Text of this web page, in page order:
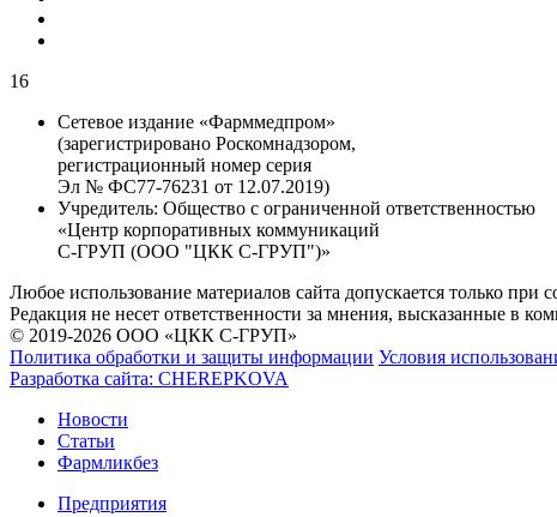
16
Сетевое издание «Фарммедпром»
(зарегистрировано Роскомнадзором,
регистрационный номер серия
Эл № ФС77-76231 от 12.07.2019)
Учредитель: Общество с ограниченной ответственностью
«Центр корпоративных коммуникаций
С-ГРУП (ООО "ЦКК С-ГРУП")»
Любое использование материалов сайта допускается только
Редакция не несет ответственности за мнения, высказанные в
© 2019-2026 ООО «ЦКК С-ГРУП»
Политика обработки и защиты информации Условия
Разработка сайта: CHEREPKOVA
Новости
Статьи
Фармликбез
Предприятия